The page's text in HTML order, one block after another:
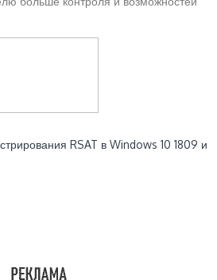
RSAT в Windows 10 1809 и